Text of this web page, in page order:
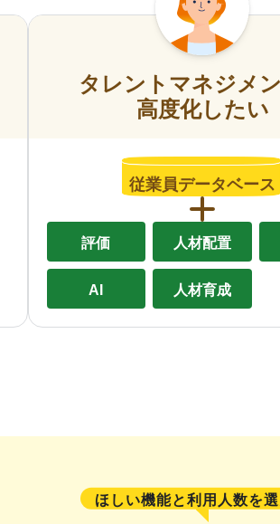
タレントマネジメ
高度化したい
従業員データベース
評価 人材配置
AI 人材育成
ほしい機能と利用人数を